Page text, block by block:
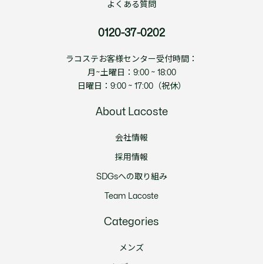
よくある質問
0120-37-0202
ラコステお客様センター受付時間：
月~土曜日：9:00 ~ 18:00
日曜日：9:00 ~ 17:00（祝休）
About Lacoste
会社情報
採用情報
SDGsへの取り組み
Team Lacoste
Categories
メンズ